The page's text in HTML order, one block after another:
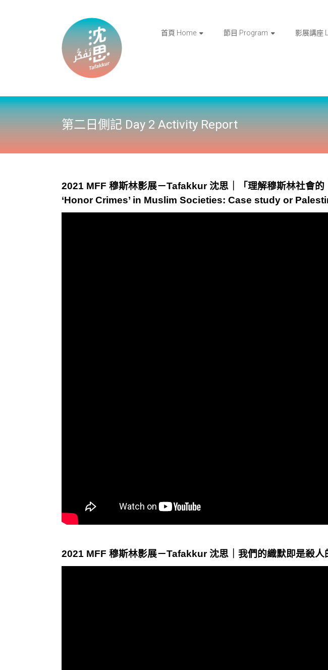
沈思 /
Tafakkur
2021國
立陽明
交通大
學文化
研究國
際中心
穆斯林
ICCS-
NYCU
Film
首頁 Home 節目 Program 影展講座
第二日側記 Day 2 Activity Report
2021 MFF 穆斯林影展－Tafakkur 沈思｜「理解穆斯林社
‘Honor Crimes’ in Muslim Societies: Case study or
2021 MFF 穆斯林影展－Tafakkur 沈思｜我們的織默即是殺